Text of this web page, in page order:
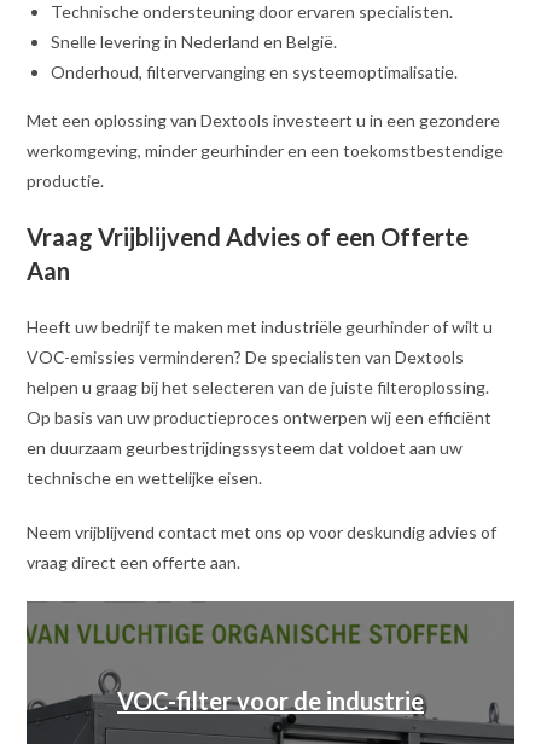
Technische ondersteuning door ervaren specialisten.
Snelle levering in Nederland en België.
Onderhoud, filtervervanging en systeemoptimalisatie.
Met een oplossing van Dextools investeert u in een gezondere
werkomgeving, minder geurhinder en een toekomstbestendige
productie.
Vraag Vrijblijvend Advies of een Offerte
Aan
Heeft uw bedrijf te maken met industriële geurhinder of wilt u
VOC-emissies verminderen? De specialisten van Dextools
helpen u graag bij het selecteren van de juiste filteroplossing.
Op basis van uw productieproces ontwerpen wij een efficiënt
en duurzaam geurbestrijdingssysteem dat voldoet aan uw
technische en wettelijke eisen.
Neem vrijblijvend contact met ons op voor deskundig advies of
vraag direct een offerte aan.
VOC-filter voor de industrie